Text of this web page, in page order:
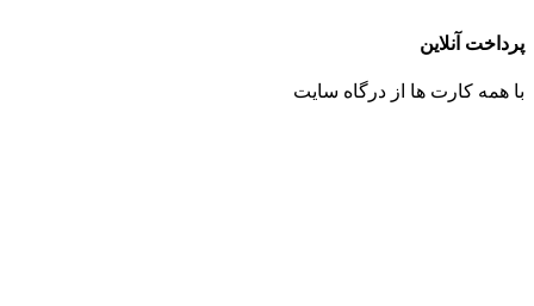
پرداخت آنلاین
با همه کارت ها از درگاه سایت